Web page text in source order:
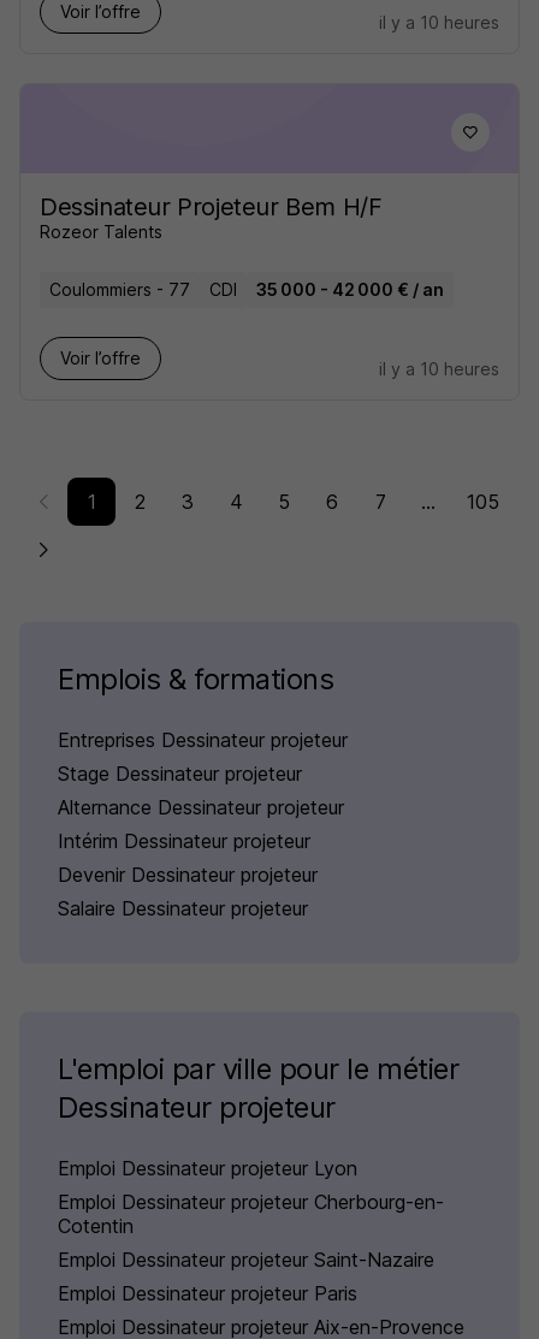
Voir l’offre
il y a 10 heures
Dessinateur Projeteur Bem H/F
Rozeor Talents
Coulommiers - 77 CDI 35 000 - 42 000 € / an
Voir l’offre
il y a 10 heures
1 2 3 4 5 6 7 ... 105
Emplois & formations
Entreprises Dessinateur projeteur
Stage Dessinateur projeteur
Alternance Dessinateur projeteur
Intérim Dessinateur projeteur
Devenir Dessinateur projeteur
Salaire Dessinateur projeteur
L'emploi par ville pour le métier
Dessinateur projeteur
Emploi Dessinateur projeteur Lyon
Emploi Dessinateur projeteur Cherbourg-en-
Cotentin
Emploi Dessinateur projeteur Saint-Nazaire
Emploi Dessinateur projeteur Paris
Emploi Dessinateur projeteur Aix-en-Provence